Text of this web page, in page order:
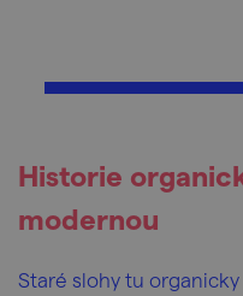
Historie
modernou
Staré slohy tu